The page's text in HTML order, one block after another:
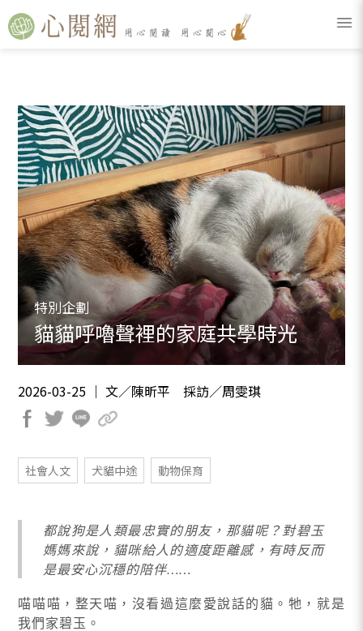
特別企劃
貓貓呼嚕聲裡的家庭共學時光
2026-03-25 ｜ 文／陳昕平 採訪／周雯琪
社會人文 犬貓中途 動物保育
都說狗是人類最忠實的朋友，那貓呢？對碧玉
媽媽來說，貓咪給人的適度距離感，有時反而
是最安心沉穩的陪伴……
喵喵喵，整天喵，沒看過這麼愛說話的貓。牠，就是
我們家碧玉。